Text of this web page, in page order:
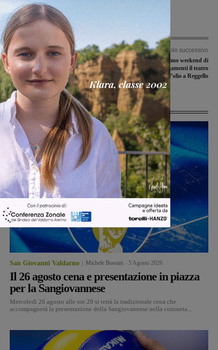
Articolo precedente
Le “Visioni Multiple” del Teatro
Comunale di Bucine
Articolo successivo
Gli eventi dell’ultimo weekend di
ottobre: tra gli appuntamenti il teatro
e la Rassegna dell’olio a Reggello
Ultime Notizie
San Giovanni Valdarno Michele Bossini 5 Agosto 2026
Il 26 agosto cena e presentazione in piazza
per la Sangiovannese
Mercoledì 26 agosto alle ore 20 si terrà la tradizionale cena che
accompagnerà la presentazione della Sangiovannese nella consueta...